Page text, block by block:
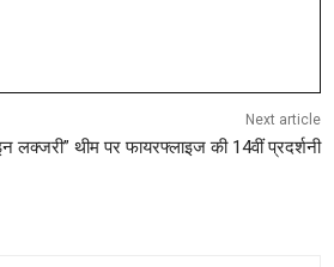
Next article
लक्जरी” थीम पर फायरफ्लाइज की 14वीं प्रदर्शनी